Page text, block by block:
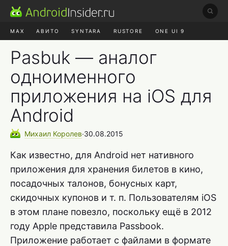
MAX АВИТО SYNTARA RUSTORE ONE UI 9
Pasbuk — аналог
одноименного
приложения на iOS для
Android
Михаил Королев∙30.08.2015
Как известно, для Android нет нативного
приложения для хранения билетов в кино,
посадочных талонов, бонусных карт,
скидочных купонов и т. п. Пользователям iOS
в этом плане повезло, поскольку ещё в 2012
году Apple представила Passbook.
Приложение работает с файлами в формате